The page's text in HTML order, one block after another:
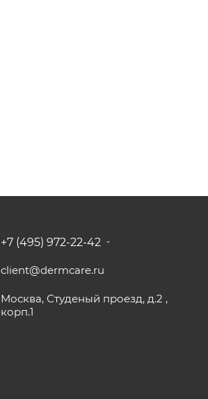
+7 (495) 972-22-42
client@dermcare.ru
Москва, Студеный проезд, д.2 ,
корп.1